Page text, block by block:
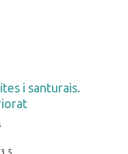
i santurais.